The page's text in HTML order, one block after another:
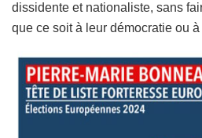
dissidente et nationaliste, sans
que ce soit à leur démocratie ou